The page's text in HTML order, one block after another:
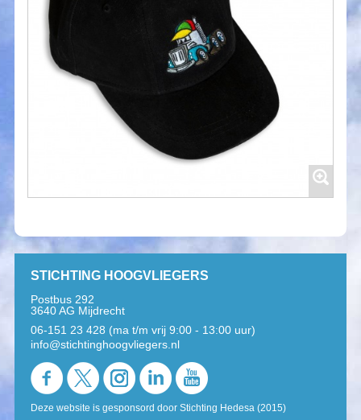
STICHTING HOOGVLIEGERS
Postbus 292
3640 AG Mijdrecht
06-151 23 428 (ma t/m vrij 9:00 - 13:00 uur)
info@stichtinghoogvliegers.nl
Deze website is gesponsord door Stichting Hedesa (2015)